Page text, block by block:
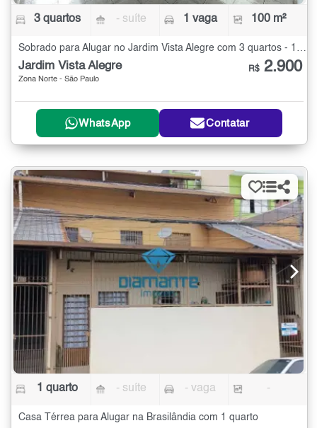
3 quartos - suíte 1 vaga 100 m²
Sobrado para Alugar no Jardim Vista Alegre com 3 quartos - 100 m²
Jardim Vista Alegre
Zona Norte - São Paulo
R$ 2.900
WhatsApp Contatar
1 quarto - suíte - vaga -
Casa Térrea para Alugar na Brasilândia com 1 quarto